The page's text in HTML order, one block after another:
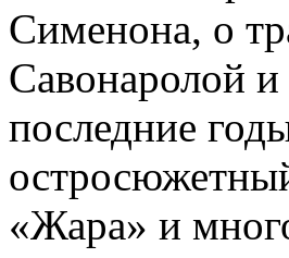
Сименона, о
Савонаролой
последние
«Жара» и